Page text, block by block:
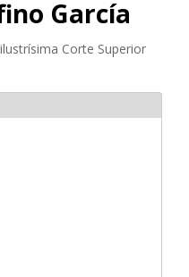
García
Corte Superior